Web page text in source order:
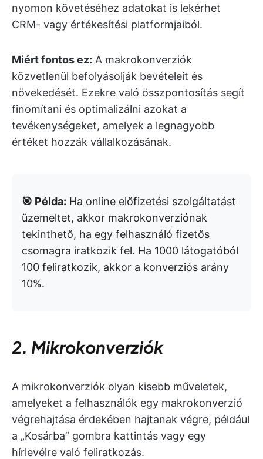
nyomon követéséhez adatokat is lekérhet
CRM- vagy értékesítési platformjaiból.
Miért fontos ez: A makrokonverziók
közvetlenül befolyásolják bevételeit és
növekedését. Ezekre való összpontosítás segít
finomítani és optimalizálni azokat a
tevékenységeket, amelyek a legnagyobb
értéket hozzák vállalkozásának.
🎯 Példa: Ha online előfizetési szolgáltatást
üzemeltet, akkor makrokonverziónak
tekinthető, ha egy felhasználó fizetős
csomagra iratkozik fel. Ha 1000 látogatóból
100 feliratkozik, akkor a konverziós arány
10%.
2. Mikrokonverziók
A mikrokonverziók olyan kisebb műveletek,
amelyeket a felhasználók egy makrokonverzió
végrehajtása érdekében hajtanak végre, például
a „Kosárba” gombra kattintás vagy egy
hírlevélre való feliratkozás.